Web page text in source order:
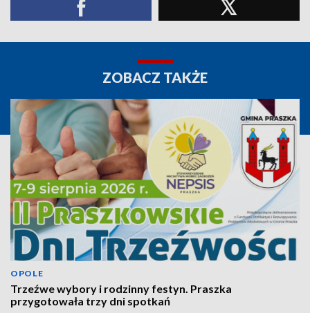
ZOBACZ TAKŻE
OPOLE
Trzeźwe wybory i rodzinny festyn. Praszka
przygotowała trzy dni spotkań